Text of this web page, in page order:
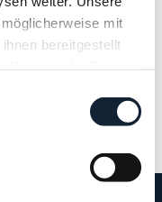
mit
bereitgestellt
Beschwerden